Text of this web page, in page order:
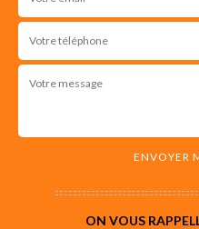
ON VOUS